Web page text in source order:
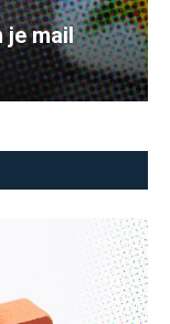
je mail